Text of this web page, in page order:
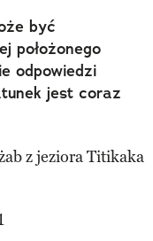
być
położonego
odpowiedzi
jest coraz